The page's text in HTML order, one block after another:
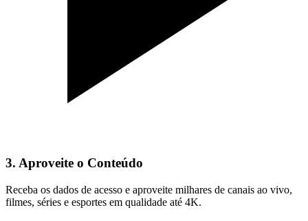
3. Aproveite o Conteúdo
Receba os dados de acesso e aproveite milhares de canais ao vivo,
filmes, séries e esportes em qualidade até 4K.